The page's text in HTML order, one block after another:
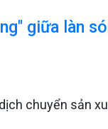
giữa làn
chuyển sản